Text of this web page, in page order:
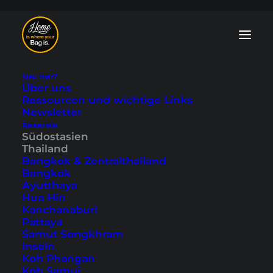
Neu hier?
Über uns
Ressourcen und wichtige Links
Newsletter
Reiseziele
Südostasien
Thailand
Bangkok & Zentralthailand
Bangkok
Ayutthaya
Hua Hin
Kanchanaburi
Pattaya
Samut Songkhram
Inseln
Koh Phangan
Koh Samui
Drohnenvideo - die
Trauminsel von
Zuletzt aktualisiert: 4. Juli 2024
Südostasien,